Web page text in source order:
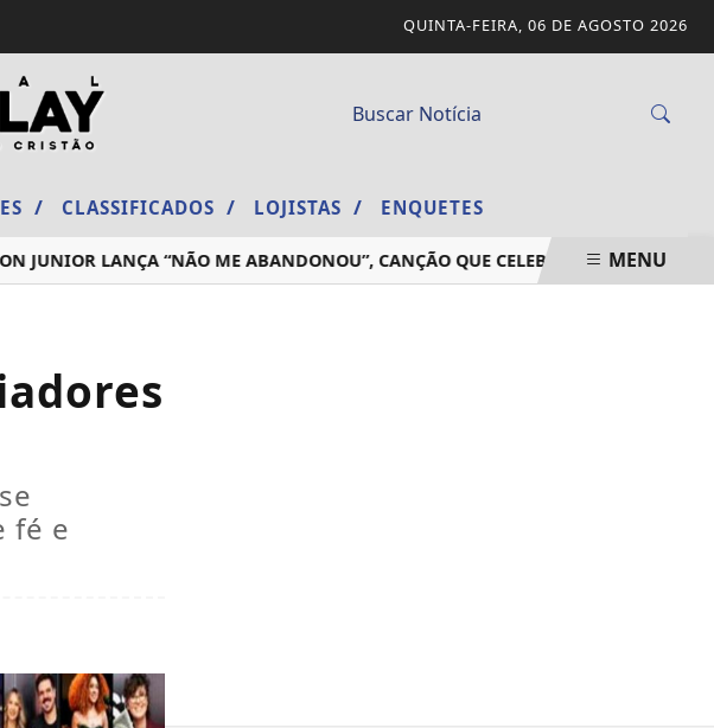
QUINTA-FEIRA, 06 DE AGOSTO 2026
/ CLASSIFICADOS / LOJISTAS / ENQUETES
LANÇA “NÃO ME ABANDONOU”, CANÇÃO QUE CELEBRA A FIDELIDADE DE
MENU
fé e